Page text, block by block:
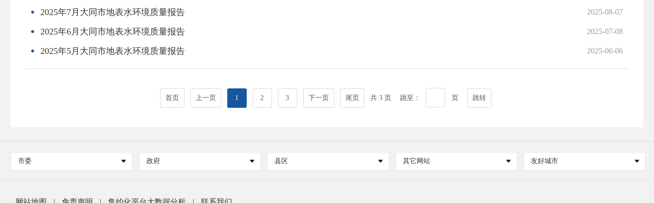
2025年7月大同市地表水环境质量报告 2025-08-07
2025年6月大同市地表水环境质量报告 2025-07-08
2025年5月大同市地表水环境质量报告 2025-06-06
首页 上一页 1 2 3 下一页 尾页 共 3 页 跳至： 页 跳转
市委 政府 县区 其它网站 友好城市